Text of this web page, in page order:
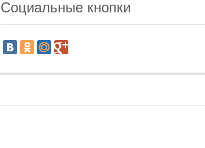
Социальные кнопки